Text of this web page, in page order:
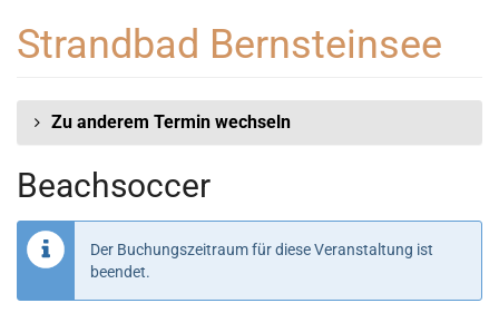
Haupt-
Strandbad Bernsteinsee
Zu anderem Termin wechseln
Beachsoccer
Der Buchungszeitraum für diese Veranstaltung ist
beendet.